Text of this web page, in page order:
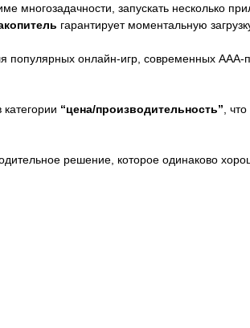
многозадачности, запускать несколько
гарантирует моментальную
популярных онлайн-игр, современных AAA-
“цена/производительность” ,
решение, которое одинаково